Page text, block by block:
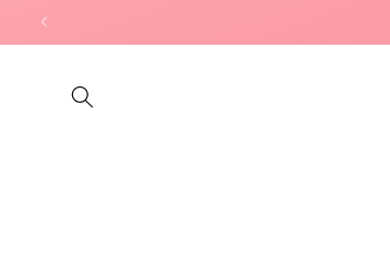
directamente
al contenido